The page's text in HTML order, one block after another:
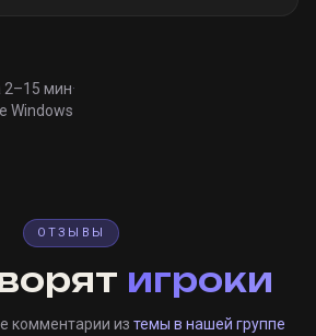
2–15 мин·
Windows
ОТЗЫВЫ
игроки
комментарии из темы в нашей группе